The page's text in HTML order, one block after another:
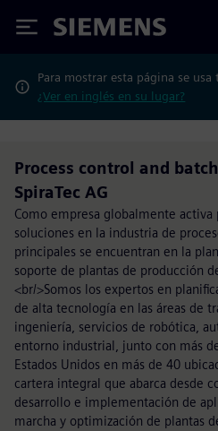
Siemens
Para mostrar esta página se
¿Ver en inglés en su lugar?
Process control and
SpiraTec AG
Como empresa globalmente
soluciones en la industria de
principales se encuentran en la
soporte de plantas de producción
<br/>Somos los expertos en
de alta tecnología en las áreas de
ingeniería, servicios de robótica,
entorno industrial, junto con más
Estados Unidos en más de 40
cartera integral que abarca desde
desarrollo e implementación de
marcha y optimización de plantas